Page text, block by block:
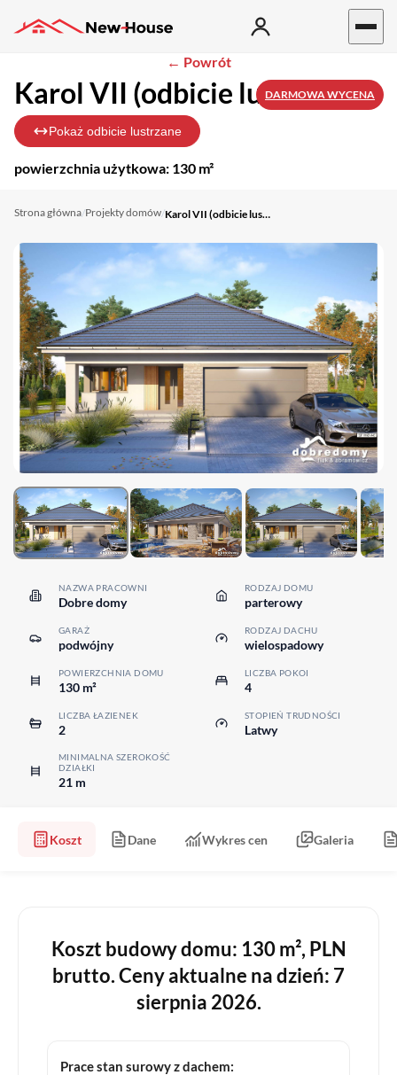
← Powrót
Karol VII (odbicie lustrzane)
Pokaż odbicie lustrzane
powierzchnia użytkowa: 130 m²
Strona główna/Projekty domów/ Karol VII (odbicie lustrzane)
NAZWA PRACOWNI
Dobre domy
RODZAJ DOMU
parterowy
GARAŻ
podwójny
RODZAJ DACHU
wielospadowy
POWIERZCHNIA DOMU
130 m²
LICZBA POKOI
4
LICZBA ŁAZIENEK
2
STOPIEŃ TRUDNOŚCI
Latwy
MINIMALNA SZEROKOŚĆ
DZIAŁKI
21 m
Koszt Dane Wykres cen Galeria
Koszt budowy domu: 130 m², PLN
brutto. Ceny aktualne na dzień: 7
sierpnia 2026.
Prace stan surowy z dachem:
DARMOWA WYCENA